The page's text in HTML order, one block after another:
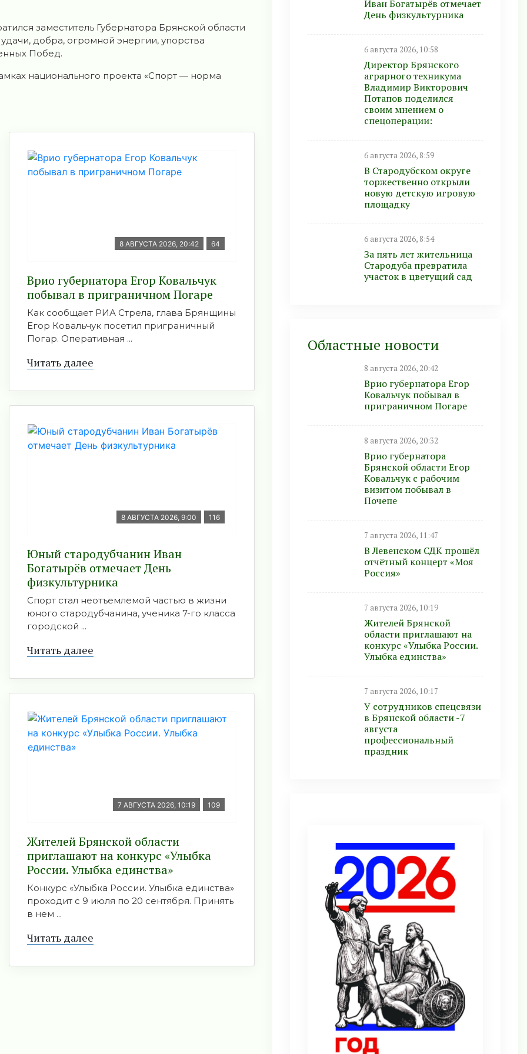
заместитель Губернатора Брянской области
добра, огромной энергии, упорства
Побед.
национального проекта «Спорт — норма
8 АВГУСТА 2026, 20:42 64
Врио губернатора Егор Ковальчук
побывал в приграничном Погаре
Как сообщает РИА Стрела, глава Брянщины
Егор Ковальчук посетил приграничный
Погар. Оперативная ...
Читать далее
8 АВГУСТА 2026, 9:00 116
Юный стародубчанин Иван
Богатырёв отмечает День
физкультурника
Спорт стал неотъемлемой частью в жизни
юного стародубчанина, ученика 7-го класса
городской ...
Читать далее
7 АВГУСТА 2026, 10:19 109
Жителей Брянской области
приглашают на конкурс «Улыбка
России. Улыбка единства»
Конкурс «Улыбка России. Улыбка единства»
проходит с 9 июля по 20 сентября. Принять
в нем ...
Читать далее
Иван Богатырёв отмечает
День физкультурника
6 августа 2026, 10:58
Директор Брянского
аграрного техникума
Владимир Викторович
Потапов поделился
своим мнением о
спецоперации:
6 августа 2026, 8:59
В Стародубском округе
торжественно открыли
новую детскую игровую
площадку
6 августа 2026, 8:54
За пять лет жительница
Стародуба превратила
участок в цветущий сад
Областные новости
8 августа 2026, 20:42
Врио губернатора Егор
Ковальчук побывал в
приграничном Погаре
8 августа 2026, 20:32
Врио губернатора
Брянской области Егор
Ковальчук с рабочим
визитом побывал в
Почепе
7 августа 2026, 11:47
В Левенском СДК прошёл
отчётный концерт «Моя
Россия»
7 августа 2026, 10:19
Жителей Брянской
области приглашают на
конкурс «Улыбка России.
Улыбка единства»
7 августа 2026, 10:17
У сотрудников спецсвязи
в Брянской области -7
августа
профессиональный
праздник